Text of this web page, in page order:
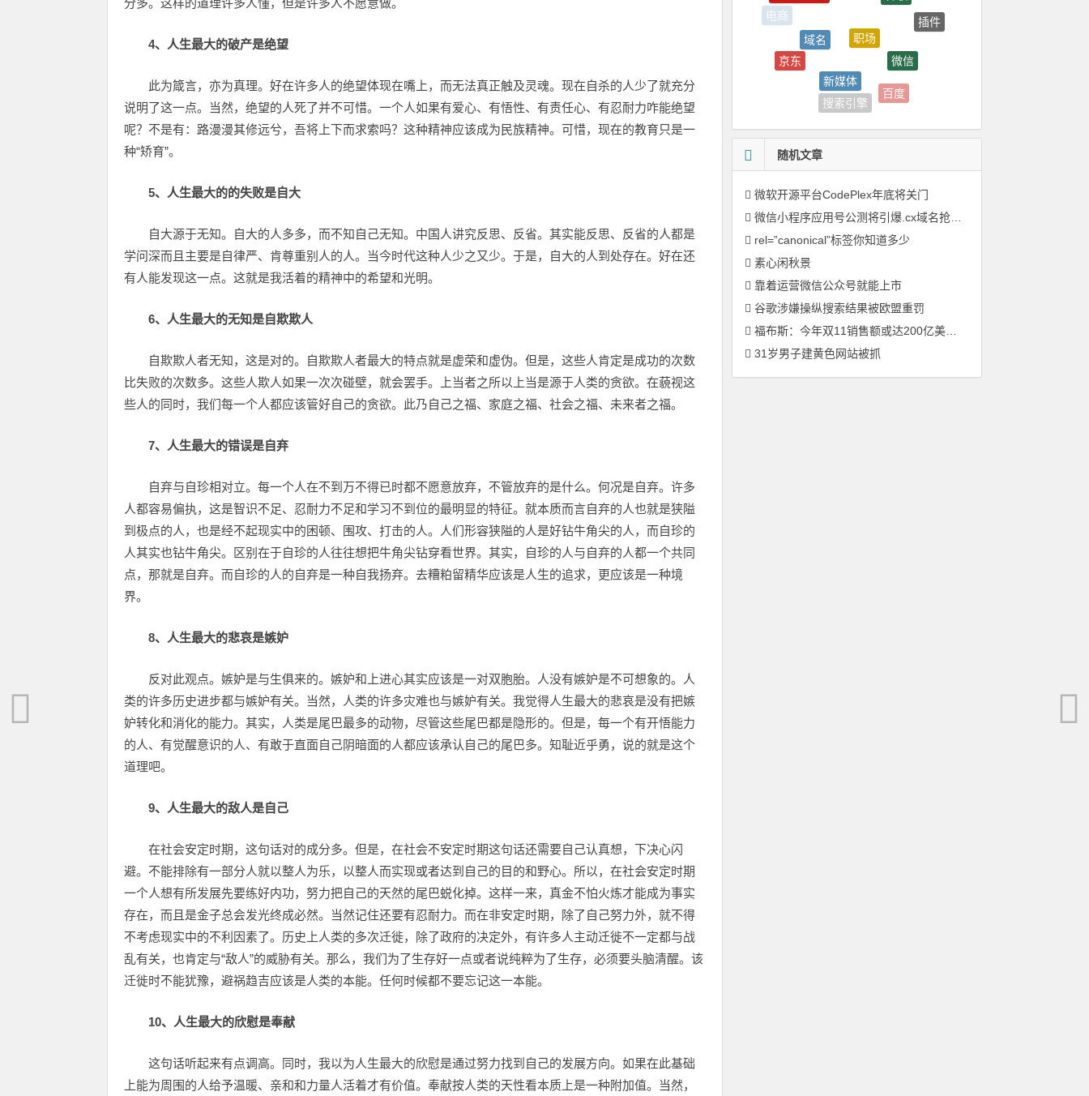
分多。这样的道理许多人懂，但是许多人不愿意做。
4、人生最大的破产是绝望­
此为箴言，亦为真理。好在许多人的绝望体现在嘴上，而无法真正触及灵魂。现在自杀的人少了就充分
说明了这一点。当然，绝望的人死了并不可惜。一个人如果有爱心、有悟性、有责任心、有忍耐力咋能绝望
呢？不是有：路漫漫其修远兮，吾将上下而求索吗？这种精神应该成为民族精神。可惜，现在的教育只是一
种“矫育”。
5、人生最大的的失败是自大
自大源于无知。自大的人多多，而不知自己无知。中国人讲究反思、反省。其实能反思、反省的人都是
学问深而且主要是自律严、肯尊重别人的人。当今时代这种人少之又少。于是，自大的人到处存在。好在还
有人能发现这一点。这就是我活着的精神中的希望和光明。
6、人生最大的无知是自欺欺人
自欺欺人者无知，这是对的。自欺欺人者最大的特点就是虚荣和虚伪。但是，这些人肯定是成功的次数
比失败的次数多。这些人欺人如果一次次碰壁，就会罢手。上当者之所以上当是源于人类的贪欲。在藐视这
些人的同时，我们每一个人都应该管好自己的贪欲。此乃自己之福、家庭之福、社会之福、未来者之福。
7、人生最大的错误是自弃
自弃与自珍相对立。每一个人在不到万不得已时都不愿意放弃，不管放弃的是什么。何况是自弃。许多
人都容易偏执，这是智识不足、忍耐力不足和学习不到位的最明显的特征。就本质而言自弃的人也就是狭隘
到极点的人，也是经不起现实中的困顿、围攻、打击的人。人们形容狭隘的人是好钻牛角尖的人，而自珍的
人其实也钻牛角尖。区别在于自珍的人往往想把牛角尖钻穿看世界。其实，自珍的人与自弃的人都一个共同
点，那就是自弃。而自珍的人的自弃是一种自我扬弃。去糟粕留精华应该是人生的追求，更应该是一种境
界。
8、人生最大的悲哀是嫉妒
反对此观点。嫉妒是与生俱来的。嫉妒和上进心其实应该是一对双胞胎。人没有嫉妒是不可想象的。人
类的许多历史进步都与嫉妒有关。当然，人类的许多灾难也与嫉妒有关。我觉得人生最大的悲哀是没有把嫉
妒转化和消化的能力。其实，人类是尾巴最多的动物，尽管这些尾巴都是隐形的。但是，每一个有开悟能力
的人、有觉醒意识的人、有敢于直面自己阴暗面的人都应该承认自己的尾巴多。知耻近乎勇，说的就是这个
道理吧。
9、人生最大的敌人是自己
在社会安定时期，这句话对的成分多。但是，在社会不安定时期这句话还需要自己认真想，下决心闪
避。不能排除有一部分人就以整人为乐，以整人而实现或者达到自己的目的和野心。所以，在社会安定时期
一个人想有所发展先要练好内功，努力把自己的天然的尾巴蜕化掉。这样一来，真金不怕火炼才能成为事实
存在，而且是金子总会发光终成必然。当然记住还要有忍耐力。而在非安定时期，除了自己努力外，就不得
不考虑现实中的不利因素了。历史上人类的多次迁徙，除了政府的决定外，有许多人主动迁徙不一定都与战
乱有关，也肯定与“敌人”的威胁有关。那么，我们为了生存好一点或者说纯粹为了生存，必须要头脑清醒。该
迁徙时不能犹豫，避祸趋吉应该是人类的本能。任何时候都不要忘记这一本能。
10、人生最大的欣慰是奉献
这句话听起来有点调高。同时，我以为人生最大的欣慰是通过努力找到自己的发展方向。如果在此基础
上能为周围的人给予温暖、亲和和力量人活着才有价值。奉献按人类的天性看本质上是一种附加值。当然，
电商 域名
微信
搜索引擎
新媒体
随机文章
微软开源平台CodePlex年底将关门
微信小程序应用号公测将引爆.cx域名抢注潮
rel=”canonical”标签你知道多少
素心闲秋景
靠着运营微信公众号就能上市
谷歌涉嫌操纵搜索结果被欧盟重罚
福布斯：今年双11销售额或达200亿美元 开启未来零售模式
31岁男子建黄色网站被抓